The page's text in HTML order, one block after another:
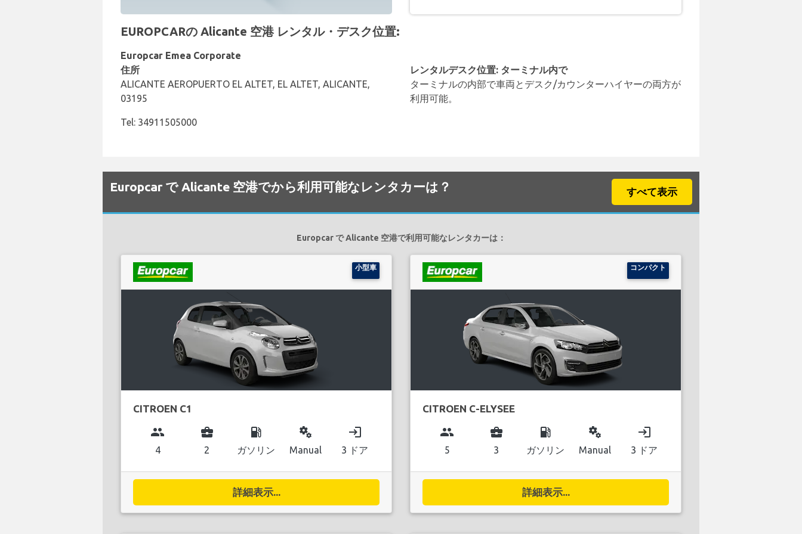
EUROPCARの Alicante 空港 レンタル・デスク位置:
Europcar Emea Corporate
住所
ALICANTE AEROPUERTO EL ALTET, EL ALTET, ALICANTE,
03195
Tel: 34911505000
レンタルデスク位置: ターミナル内で
ターミナルの内部で車両とデスク/カウンターハイヤーの両方が
利用可能。
Europcar で Alicante 空港でから利用可能なレンタカーは？ すべて表示
Europcar で Alicante 空港で利用可能なレンタカーは：
小型車
CITROEN C1
group
4
business_center
2
local_gas_station
ガソリン
miscellaneous_services
Manual
login
3 ドア
詳細表示...
コンパクト
CITROEN C-ELYSEE
group
5
business_center
3
local_gas_station
ガソリン
miscellaneous_services
Manual
login
3 ドア
詳細表示...